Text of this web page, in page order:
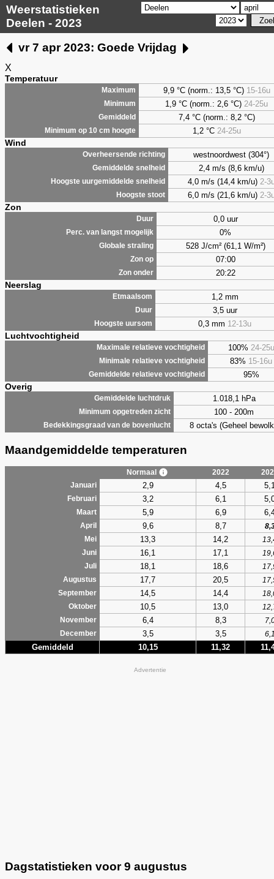
Weerstatistieken
Deelen - 2023
vr 7 apr 2023: Goede Vrijdag
X
Temperatuur
Maximum 9,9 °C (norm.: 13,5 °C) 15-16u
Minimum 1,9 °C (norm.: 2,6 °C) 24-25u
Gemiddeld 7,4 °C (norm.: 8,2 °C)
Minimum op 10 cm hoogte 1,2 °C 24-25u
Wind
Overheersende richting westnoordwest (304°)
Gemiddelde snelheid 2,4 m/s (8,6 km/u)
Hoogste uurgemiddelde snelheid 4,0 m/s (14,4 km/u) 2-
Hoogste stoot 6,0 m/s (21,6 km/u) 2-
Zon
Duur 0,0 uur
Perc. van langst mogelijk 0%
Globale straling 528 J/cm² (61,1 W/m²)
Zon op 07:00
Zon onder 20:22
Neerslag
Etmaalsom 1,2 mm
Duur 3,5 uur
Hoogste uursom 0,3 mm 12-13u
Luchtvochtigheid
Maximale relatieve vochtigheid 100% 24-25u
Minimale relatieve vochtigheid 83% 15-16u
Gemiddelde relatieve vochtigheid 95%
Overig
Gemiddelde luchtdruk 1.018,1 hPa
Minimum opgetreden zicht 100 - 200m
Bedekkingsgraad van de bovenlucht 8 octa's (Geheel
Maandgemiddelde temperaturen
Normaal 2022
Januari
2,9 4,5
Februari 3,2 6,1
Maart 5,9 6,9
April 9,6 8,7
Mei
13,3 14,2
Juni
16,1 17,1
Juli
18,1 18,6
Augustus
17,7 20,5
September
14,5 14,4
Oktober
10,5 13,0
November
6,4 8,3
December
3,5 3,5
Gemiddeld 10,15 11,32
Advertentie
Dagstatistieken voor 9 augustus